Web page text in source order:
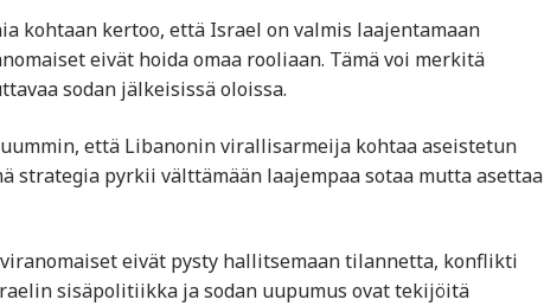
kohtaan kertoo, että Israel on valmis laajentamaan
eivät hoida omaa rooliaan. Tämä voi merkitä
sodan jälkeisissä oloissa.
että Libanonin virallis­armeija kohtaa aseistetun
strategia pyrkii välttämään laajempaa sotaa mutta asettaa
eivät pysty hallitsemaan tilannetta, konflikti
sisäpolitiikka ja sodan uupumus ovat tekijöitä